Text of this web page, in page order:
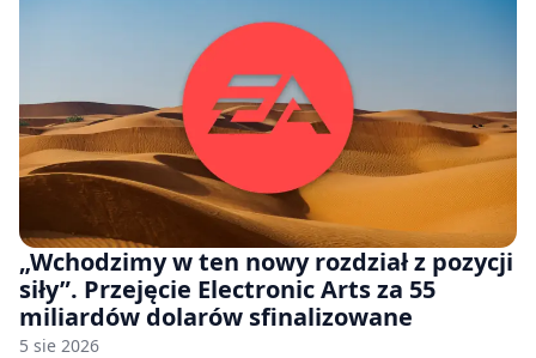
„Wchodzimy w ten nowy rozdział z pozycji
siły”. Przejęcie Electronic Arts za 55
miliardów dolarów sfinalizowane
5 sie 2026